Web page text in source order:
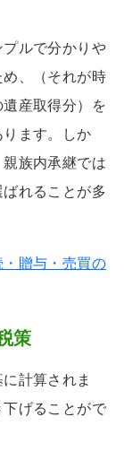
ルで分かりや
、（それが時
産取得分）を
ます。しか
族内承継では
れることが多
贈与・売買の
策
計算されま
げることがで